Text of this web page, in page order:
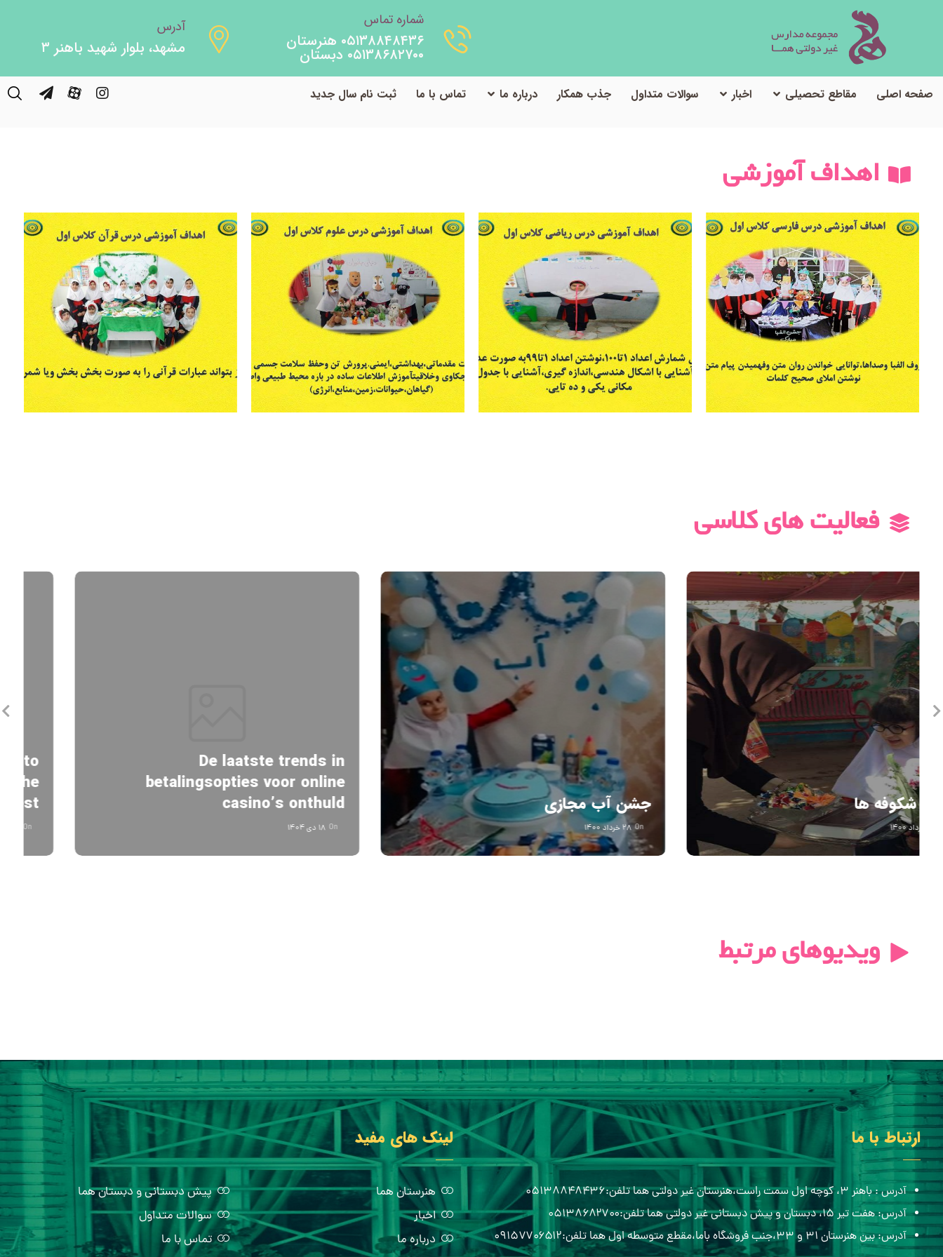
آدرس
مشهد، بلوار شهید باهنر ۳
شماره تماس
۰۵۱۳۸۸۴۸۴۳۶ هنرستان
۰۵۱۳۸۶۸۲۷۰۰ دبستان
صفحه اصلی مقاطع تحصیلی اخبار سوالات متداول جذب همکار درباره ما تماس با ما ثبت نام سال جدید
اهداف آموزشی
فعالیت های کلاسی
De laatste trends in
betalingsopties voor online
casino’s onthuld
جشن آب مجازی
On ۲۸ خرداد ۱۴۰۰
جشن شکوفه ها
On ۲۸ خرداد ۱۴۰۰
ویدیوهای مرتبط
ارتباط با ما
آدرس : باهنر ۳، کوچه اول سمت راست،هنرستان غیر دولتی هما تلفن:۰۵۱۳۸۸۴۸۴۳۶
آدرس: هفت تیر ۱۵، دبستان و پیش دبستانی غیر دولتی هما تلفن:۰۵۱۳۸۶۸۲۷۰۰
آدرس: بین هنرستان ۳۱ و ۳۳،جنب فروشگاه باما،مقطع متوسطه اول هما تلفن:۰۹۱۵۷۷۰۶۵۱۲
لینک های مفید
هنرستان هما
پیش دبستانی و دبستان هما
اخبار
سوالات متداول
درباره ما
تماس با ما